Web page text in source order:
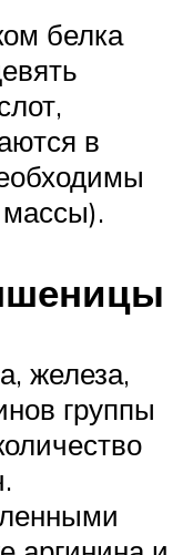
белка
в
железа,
группы